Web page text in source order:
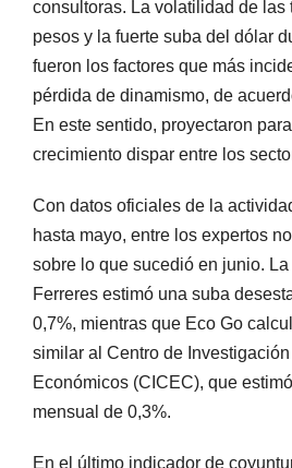
consultoras. La volatilidad de las
pesos y la fuerte suba del dólar
fueron los factores que más
pérdida de dinamismo, de
En este sentido, proyectaron
crecimiento dispar entre los
Con datos oficiales de la
hasta mayo, entre los expertos
sobre lo que sucedió en junio.
Ferreres estimó una suba
0,7%, mientras que Eco Go
similar al Centro de
Económicos (CICEC), que
mensual de 0,3%.
En el último indicador de